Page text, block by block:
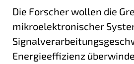
Die Forscher wollen die
mikroelektronischer
Energieeffizienz